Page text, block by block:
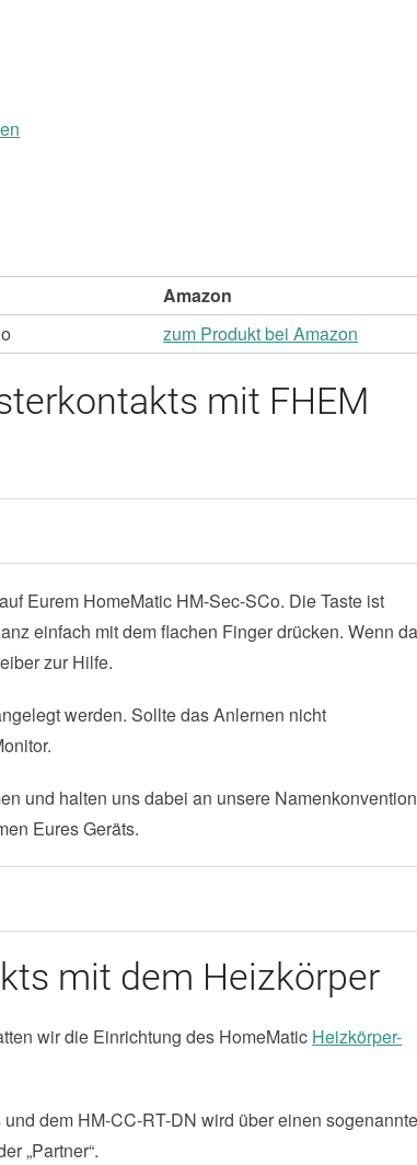
Amazon
zum Produkt bei Amazon
mit FHEM
Eurem HomeMatic HM-Sec-SCo. Die Taste ist
einfach mit dem flachen Finger drücken. Wenn
zur Hilfe.
werden. Sollte das Anlernen nicht
und halten uns dabei an unsere Namenkonvention
Eures Geräts.
mit dem Heizkörper
wir die Einrichtung des HomeMatic Heizkörper-
dem HM-CC-RT-DN wird über einen
„Partner“.